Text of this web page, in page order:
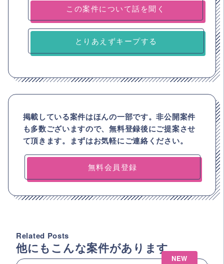
とりあえずキープする
掲載している案件はほんの一部です。非公開案件
も多数ございますので、無料登録後にご提案させ
て頂きます。まずはお気軽にご連絡ください。
無料会員登録
Related Posts
他にもこんな案件があります
NEW